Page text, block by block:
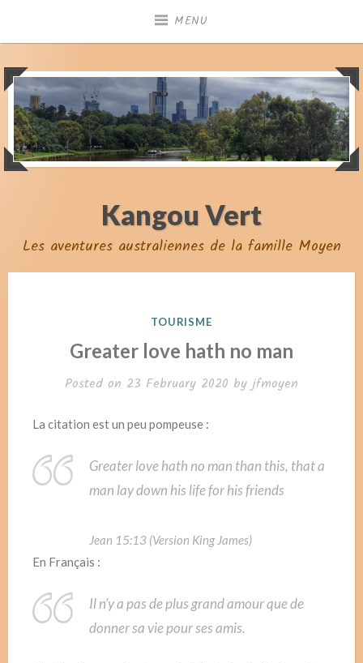
MENU
Kangou Vert
Les aventures australiennes de la famille Moyen
POSTED
TOURISME
Greater love hath no man
Posted on 23 February 2020 by jfmoyen
La citation est un peu pompeuse :
Greater love hath no man than this, that a
man lay down his life for his friends
Jean 15:13 (Version King James)
En Français :
Il n’y a pas de plus grand amour que de
donner sa vie pour ses amis.